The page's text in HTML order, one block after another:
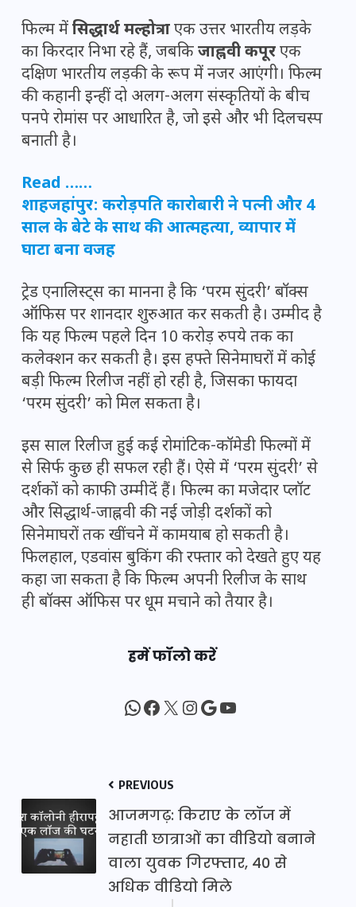
फिल्म मेंसिद्धार्थ मल्होत्राएक उत्तर भारतीय लड़के
का किरदार निभा रहे हैं, जबकिजाह्नवी कपूरएक
दक्षिण भारतीय लड़की के रूप में नजर आएंगी। फिल्म
की कहानी इन्हीं दो अलग-अलग संस्कृतियों के बीच
पनपे रोमांस पर आधारित है, जो इसे और भी दिलचस्प
बनाती है।
Read ……
शाहजहांपुर: करोड़पति कारोबारी ने पत्नी और 4
साल के बेटे के साथ की आत्महत्या, व्यापार में
घाटा बना वजह
ट्रेड एनालिस्ट्स का मानना है कि ‘परम सुंदरी’ बॉक्स
ऑफिस पर शानदार शुरुआत कर सकती है। उम्मीद है
कि यह फिल्म पहले दिन 10 करोड़ रुपये तक का
कलेक्शन कर सकती है। इस हफ्ते सिनेमाघरों में कोई
बड़ी फिल्म रिलीज नहीं हो रही है, जिसका फायदा
‘परम सुंदरी’ को मिल सकता है।
इस साल रिलीज हुई कई रोमांटिक-कॉमेडी फिल्मों में
से सिर्फ कुछ ही सफल रही हैं। ऐसे में ‘परम सुंदरी’ से
दर्शकों को काफी उम्मीदें हैं। फिल्म का मजेदार प्लॉट
और सिद्धार्थ-जाह्नवी की नई जोड़ी दर्शकों को
सिनेमाघरों तक खींचने में कामयाब हो सकती है।
फिलहाल, एडवांस बुकिंग की रफ्तार को देखते हुए यह
कहा जा सकता है कि फिल्म अपनी रिलीज के साथ
ही बॉक्स ऑफिस पर धूम मचाने को तैयार है।
हमें फॉलो करें
WhatsApp
Facebook
X Instagram
Google
YouTube
PREVIOUS
आजमगढ़: किराए के लॉज में
नहाती छात्राओं का वीडियो बनाने
वाला युवक गिरफ्तार, 40 से
अधिक वीडियो मिले